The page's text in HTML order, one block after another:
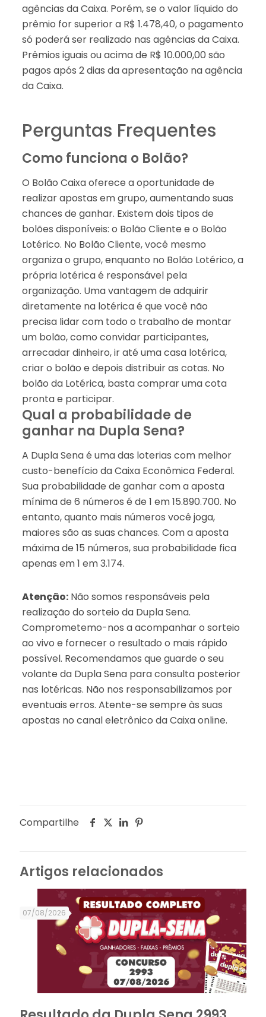
agências da Caixa. Porém, se o valor líquido do
prêmio for superior a R$ 1.478,40, o pagamento
só poderá ser realizado nas agências da Caixa.
Prêmios iguais ou acima de R$ 10.000,00 são
pagos após 2 dias da apresentação na agência
da Caixa.
Perguntas Frequentes
Como funciona o Bolão?
O Bolão Caixa oferece a oportunidade de
realizar apostas em grupo, aumentando suas
chances de ganhar. Existem dois tipos de
bolões disponíveis: o Bolão Cliente e o Bolão
Lotérico. No Bolão Cliente, você mesmo
organiza o grupo, enquanto no Bolão Lotérico, a
própria lotérica é responsável pela
organização. Uma vantagem de adquirir
diretamente na lotérica é que você não
precisa lidar com todo o trabalho de montar
um bolão, como convidar participantes,
arrecadar dinheiro, ir até uma casa lotérica,
criar o bolão e depois distribuir as cotas. No
bolão da Lotérica, basta comprar uma cota
pronta e participar.
Qual a probabilidade de
ganhar na Dupla Sena?
A Dupla Sena é uma das loterias com melhor
custo-benefício da Caixa Econômica Federal.
Sua probabilidade de ganhar com a aposta
mínima de 6 números é de 1 em 15.890.700. No
entanto, quanto mais números você joga,
maiores são as suas chances. Com a aposta
máxima de 15 números, sua probabilidade fica
apenas em 1 em 3.174.
Atenção:Não somos responsáveis pela
realização do sorteio da Dupla Sena.
Comprometemo-nos a acompanhar o sorteio
ao vivo e fornecer o resultado o mais rápido
possível. Recomendamos que guarde o seu
volante da Dupla Sena para consulta posterior
nas lotéricas. Não nos responsabilizamos por
eventuais erros. Atente-se sempre às suas
apostas no canal eletrônico da Caixa online.
Compartilhe
Artigos relacionados
07/08/2026